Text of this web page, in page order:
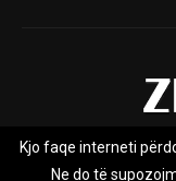
Rreth nesh
Kjo faqe interneti
Ne do të